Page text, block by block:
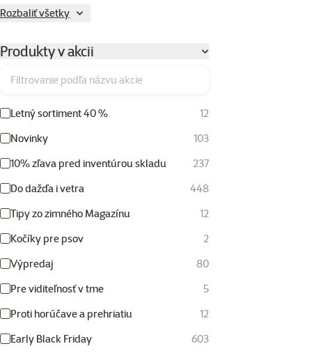
Rozbaliť všetky
Produkty v akcii
Filtrovanie podľa názvu akcie
Letný sortiment 40 %
12
Novinky
103
10% zľava pred inventúrou skladu
237
Do dažďa i vetra
448
Tipy zo zimného Magazínu
12
Kočíky pre psov
2
Výpredaj
80
Pre viditeľnosť v tme
5
Proti horúčave a prehriatiu
12
Early Black Friday
603